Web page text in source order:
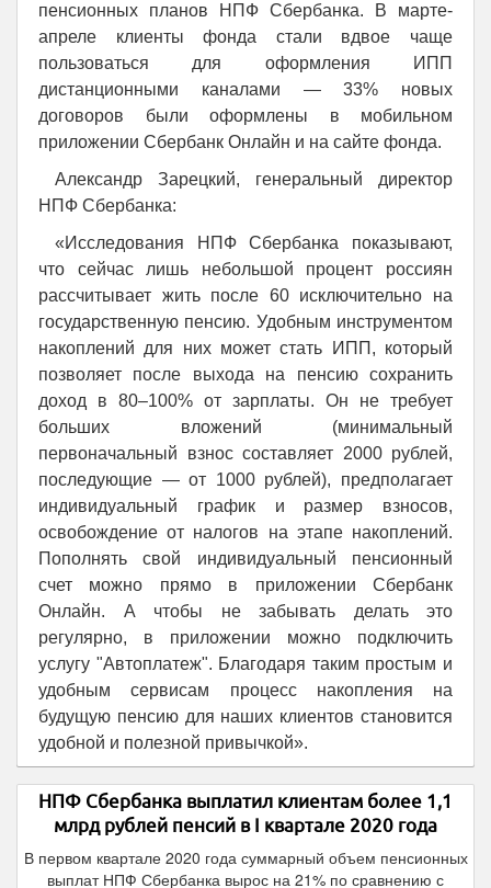
пенсионных планов НПФ Сбербанка. В марте-
апреле клиенты фонда стали вдвое чаще
пользоваться для оформления ИПП
дистанционными каналами — 33% новых
договоров были оформлены в мобильном
приложении Сбербанк Онлайн и на сайте фонда.
Александр Зарецкий, генеральный директор
НПФ Сбербанка:
«Исследования НПФ Сбербанка показывают,
что сейчас лишь небольшой процент россиян
рассчитывает жить после 60 исключительно на
государственную пенсию. Удобным инструментом
накоплений для них может стать ИПП, который
позволяет после выхода на пенсию сохранить
доход в 80–100% от зарплаты. Он не требует
больших вложений (минимальный
первоначальный взнос составляет 2000 рублей,
последующие — от 1000 рублей), предполагает
индивидуальный график и размер взносов,
освобождение от налогов на этапе накоплений.
Пополнять свой индивидуальный пенсионный
счет можно прямо в приложении Сбербанк
Онлайн. А чтобы не забывать делать это
регулярно, в приложении можно подключить
услугу "Автоплатеж". Благодаря таким простым и
удобным сервисам процесс накопления на
будущую пенсию для наших клиентов становится
удобной и полезной привычкой».
НПФ Сбербанка выплатил клиентам более 1,1
млрд рублей пенсий в I квартале 2020 года
В первом квартале 2020 года суммарный объем пенсионных
выплат НПФ Сбербанка вырос на 21% по сравнению с